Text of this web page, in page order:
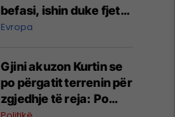
befasi, ishin duke fjetur
në strehimoret e
Evropa
Gjini akuzon Kurtin se
po përgatit terrenin për
zgjedhje të reja: Po